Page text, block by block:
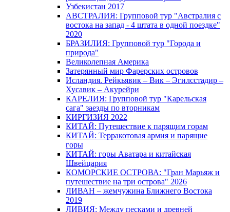
Узбекистан 2017
АВСТРАЛИЯ: Групповой тур "Австралия с
востока на запад - 4 штата в одной поездке"
2020
БРАЗИЛИЯ: Групповой тур "Города и
природа"
Великолепная Америка
Затерянный мир Фарерских островов
Исландия. Рейкьявик – Вик – Эгилсстадир –
Хусавик – Акурейри
КАРЕЛИЯ: Групповой тур "Карельская
сага" заезды по вторникам
КИРГИЗИЯ 2022
КИТАЙ: Путешествие к парящим горам
КИТАЙ: Терракотовая армия и парящие
горы
КИТАЙ: горы Аватара и китайская
Швейцария
КОМОРСКИЕ ОСТРОВА: "Гран Марьяж и
путешествие на три острова" 2026
ЛИВАН – жемчужина Ближнего Востока
2019
ЛИВИЯ: Между песками и древней